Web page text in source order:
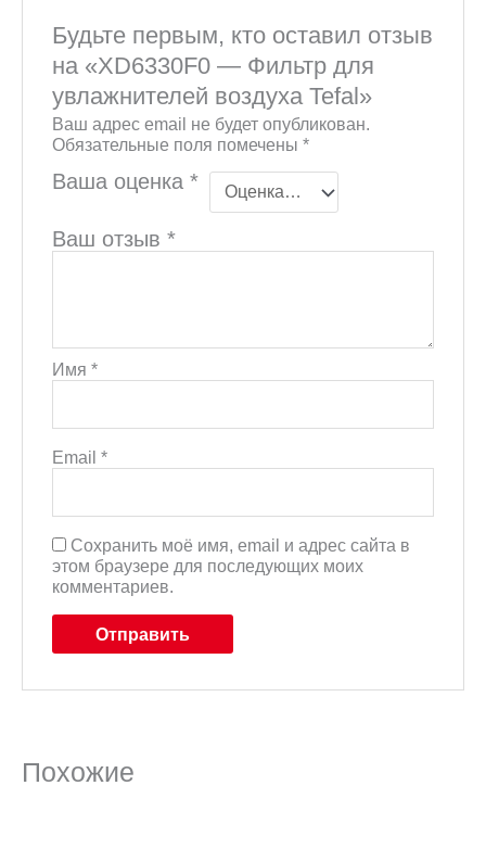
Будьте первым, кто оставил отзыв
на «XD6330F0 — Фильтр для
увлажнителей воздуха Tefal»
Ваш адрес email не будет опубликован.
Обязательные поля помечены*
Ваша оценка*
Ваш отзыв*
Имя*
Email*
Сохранить моё имя, email и адрес сайта в
этом браузере для последующих моих
комментариев.
Похожие